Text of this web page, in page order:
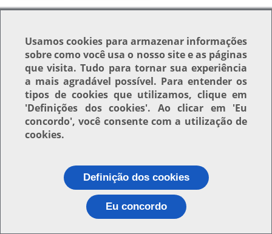
Voltar para o topo
Usamoscookies para armazenar informações
sobre como você usa o nosso site e as páginas
que visita. Tudo para tornar sua experiência
a mais agradável possível. Para entender os
tipos de cookies que utilizamos, clique em
'Definições dos cookies'. Ao clicar em 'Eu
concordo', você consente com a utilização de
cookies.